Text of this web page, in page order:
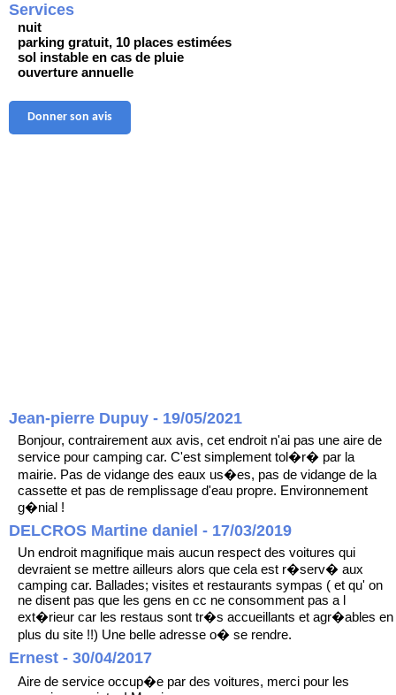
Services
nuit
parking gratuit, 10 places estimées
sol instable en cas de pluie
ouverture annuelle
Donner son avis
Jean-pierre Dupuy - 19/05/2021
Bonjour, contrairement aux avis, cet endroit n'ai pas une aire de
service pour camping car. C'est simplement tol�r� par la
mairie. Pas de vidange des eaux us�es, pas de vidange de la
cassette et pas de remplissage d'eau propre. Environnement
g�nial !
DELCROS Martine daniel - 17/03/2019
Un endroit magnifique mais aucun respect des voitures qui
devraient se mettre ailleurs alors que cela est r�serv� aux
camping car. Ballades; visites et restaurants sympas ( et qu' on
ne disent pas que les gens en cc ne consomment pas a l
ext�rieur car les restaus sont tr�s accueillants et agr�ables en
plus du site !!) Une belle adresse o� se rendre.
Ernest - 30/04/2017
Aire de service occup�e par des voitures, merci pour les